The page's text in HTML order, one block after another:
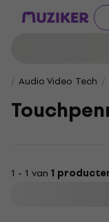
Audio Video Tech
1 - 1 van 1